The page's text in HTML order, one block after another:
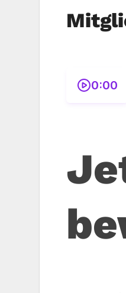
0:00